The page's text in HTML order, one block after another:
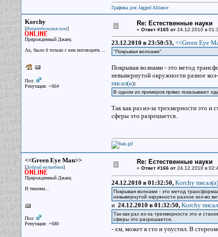
Графика для Jagged Alliance
Korchy
[Непреодолимая сила]
Прирожденный Джаец
Ах, было б только с кем поговорить ...
Пол:
Репутация: +664
Re: Естественные науки
« Ответ #165 от24.12.2010 в
23.12.2010 в 23:50:53, <<Green Eye
"Покрывая волнами"
Покрывая волнами - это метод
невывернутой окружности разное
писал(a):
В одном из примеров прямо показывают
Так как раз из-за трехмерности это
сферы это разрешается.
<<Green Eye Man>>
[Добрый волшебник]
Прирожденный Джаец
И тишина...
Пол:
Репутация: +680
Re: Естественные науки
« Ответ #166 от24.12.2010 в
24.12.2010 в 01:32:50, Korchy писал(a)
Покрывая волнами - это метод
невывернутой окружности разное кол-во
и 24.12.2010 в 01:32:50, Korchy
Так как раз из-за трехмерности это и
сферы это разрешается.
- хм, может я сто и упустил. В